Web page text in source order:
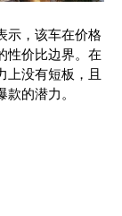
示，该车在价格
性价比边界。在
上没有短板，且
的潜力。